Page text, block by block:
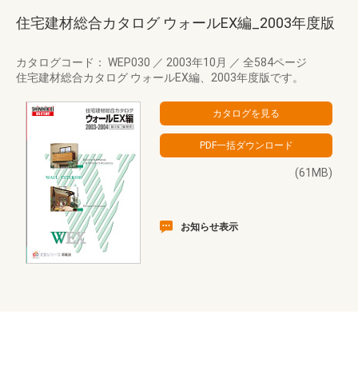
住宅建材総合カタログ ウォールEX編_2003年度版
カタログコード： WEP030 ／ 2003年10月 ／ 全584ページ
住宅建材総合カタログ ウォールEX編、2003年度版です。
(61MB)
お知らせ表示